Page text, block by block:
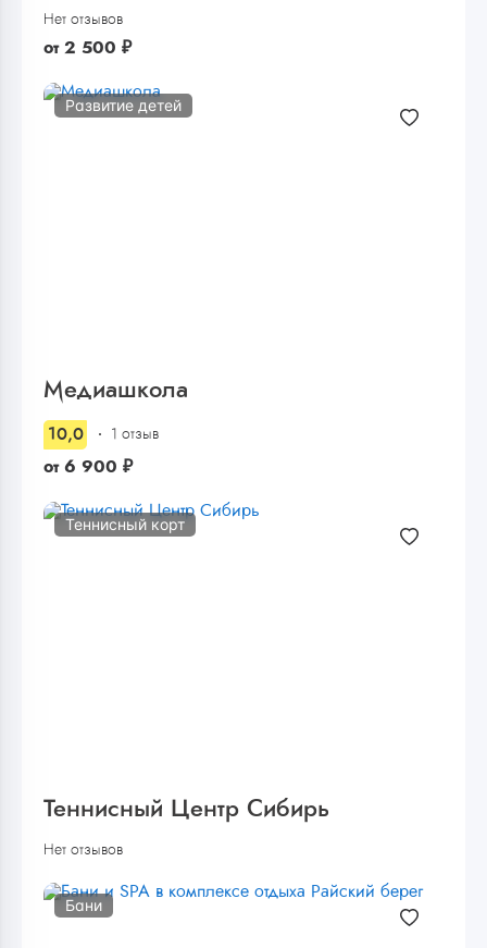
Нет отзывов
от 2 500 ₽
Развитие детей
Медиашкола
10,0 1 отзыв
от 6 900 ₽
Теннисный корт
Теннисный Центр Сибирь
Нет отзывов
Бани